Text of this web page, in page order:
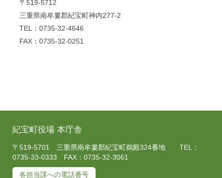
〒519-5712
三重県南牟婁郡紀宝町神内277-2
TEL：0735-32-4646
FAX：0735-32-0251
紀宝町役場 本庁舎
〒519-5701 三重県南牟婁郡紀宝町鵜殿324番地 TEL：
0735-33-0333 FAX：0735-32-3061
各担当課への電話番号